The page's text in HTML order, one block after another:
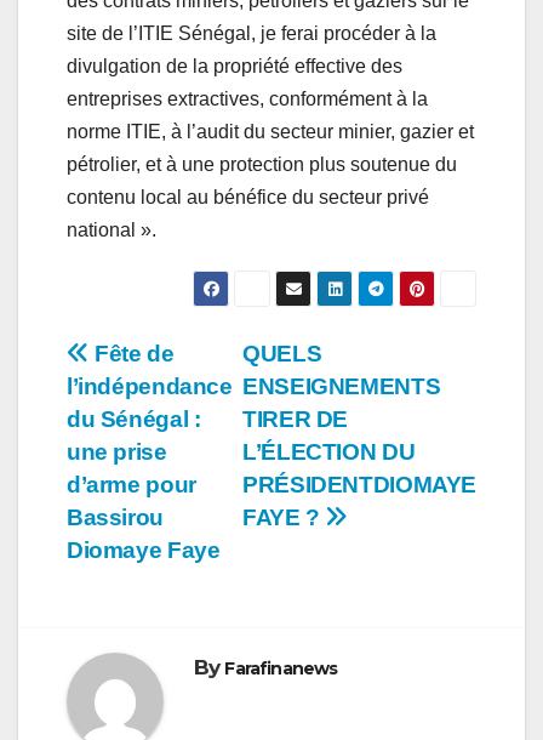
site de l’ITIE Sénégal, je ferai procéder à la
divulgation de la propriété effective des
entreprises extractives, conformément à la
norme ITIE, à l’audit du secteur minier, gazier et
pétrolier, et à une protection plus soutenue du
contenu local au bénéfice du secteur privé
national ».
Navigation
de
l’article
QUELS
ENSEIGNEMENTS
TIRER DE
L’ÉLECTION DU
PRÉSIDENTDIOMAYE
FAYE ?
Fête de
l’indépendance
du Sénégal :
une prise
d’arme pour
Bassirou
Diomaye Faye
By Farafinanews